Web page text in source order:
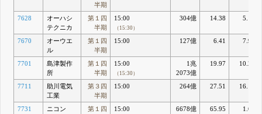
半期
7628
オーハシ
テクニカ
第１四
半期
15:00
（15:30）
304億 14.38 5.11
7670
オーウエ
ル
第１四
半期
15:00 127億 6.41 7.97
7701
島津製作
所
第１四
半期
15:00
（15:30）
1兆
2073億
19.97 10.26
7711
助川電気
工業
第３四
半期
15:00 264億 27.51 16.16
7731 ニコン
第１四
15:00 6678億 65.95 1.69